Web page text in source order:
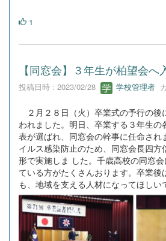
1
【同窓会】３年生が柏望会へ
投稿日時 : 2023/02/28 学校管理者
２月２８日（火）卒業式の予行の後
われました。明日、卒業する３年生の
表が選ばれ、同窓会の幹事に任命され
イルス感染防止のため、同窓会長四方
形で実施しま した。千歳高校の同窓
ている方がたくさんおります。卒業後
も、地域を支える人材になってほしい